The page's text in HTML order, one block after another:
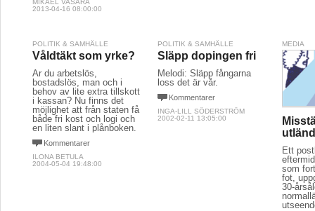
MIKAEL VASARA
2013-04-16 08:00:00
POLITIK & SAMHÄLLE
Våldtäkt som yrke?
Är du arbetslös,
bostadslös, man och i
behov av lite extra tillskott
i kassan? Nu finns det
möjlighet att från staten få
både fri kost och logi och
en liten slant i plånboken.
Kommentarer
ILONA BETULA
2004-05-04 19:48:00
POLITIK & SAMHÄLLE
Släpp dopingen fri
Melodi: Släpp fångarna
loss det är vår.
Kommentarer
INGA-LILL SÖDERSTRÖM
2002-02-11 13:05:00
MEDIA
Ett
som
fot,
30-